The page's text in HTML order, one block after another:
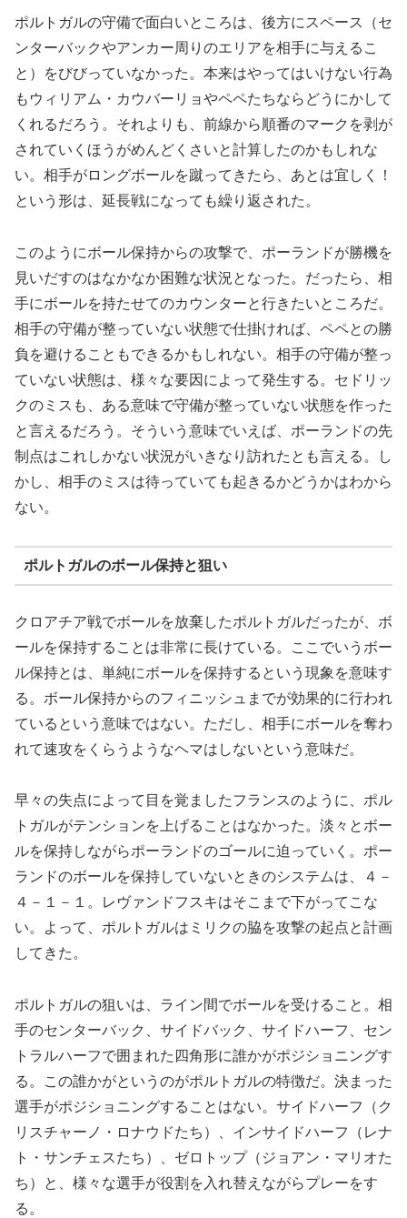
ポルトガルの守備で面白いところは、後方にスペース（セ
ンターバックやアンカー周りのエリアを相手に与えるこ
と）をびびっていなかった。本来はやってはいけない行為
もウィリアム・カウバーリョやペペたちならどうにかして
くれるだろう。それよりも、前線から順番のマークを剥が
されていくほうがめんどくさいと計算したのかもしれな
い。相手がロングボールを蹴ってきたら、あとは宜しく！
という形は、延長戦になっても繰り返された。
このようにボール保持からの攻撃で、ポーランドが勝機を
見いだすのはなかなか困難な状況となった。だったら、相
手にボールを持たせてのカウンターと行きたいところだ。
相手の守備が整っていない状態で仕掛ければ、ペペとの勝
負を避けることもできるかもしれない。相手の守備が整っ
ていない状態は、様々な要因によって発生する。セドリッ
クのミスも、ある意味で守備が整っていない状態を作った
と言えるだろう。そういう意味でいえば、ポーランドの先
制点はこれしかない状況がいきなり訪れたとも言える。し
かし、相手のミスは待っていても起きるかどうかはわから
ない。
ポルトガルのボール保持と狙い
クロアチア戦でボールを放棄したポルトガルだったが、ボ
ールを保持することは非常に長けている。ここでいうボー
ル保持とは、単純にボールを保持するという現象を意味す
る。ボール保持からのフィニッシュまでが効果的に行われ
ているという意味ではない。ただし、相手にボールを奪わ
れて速攻をくらうようなヘマはしないという意味だ。
早々の失点によって目を覚ましたフランスのように、ポル
トガルがテンションを上げることはなかった。淡々とボー
ルを保持しながらポーランドのゴールに迫っていく。ポー
ランドのボールを保持していないときのシステムは、４－
４－１－１。レヴァンドフスキはそこまで下がってこな
い。よって、ポルトガルはミリクの脇を攻撃の起点と計画
してきた。
ポルトガルの狙いは、ライン間でボールを受けること。相
手のセンターバック、サイドバック、サイドハーフ、セン
トラルハーフで囲まれた四角形に誰かがポジショニングす
る。この誰かがというのがポルトガルの特徴だ。決まった
選手がポジショニングすることはない。サイドハーフ（ク
リスチャーノ・ロナウドたち）、インサイドハーフ（レナ
ト・サンチェスたち）、ゼロトップ（ジョアン・マリオた
ち）と、様々な選手が役割を入れ替えながらプレーをす
る。